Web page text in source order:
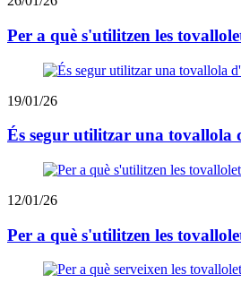
Per a què s'utilitzen les
19/01/26
És segur utilitzar una tovallola
12/01/26
Per a què s'utilitzen les